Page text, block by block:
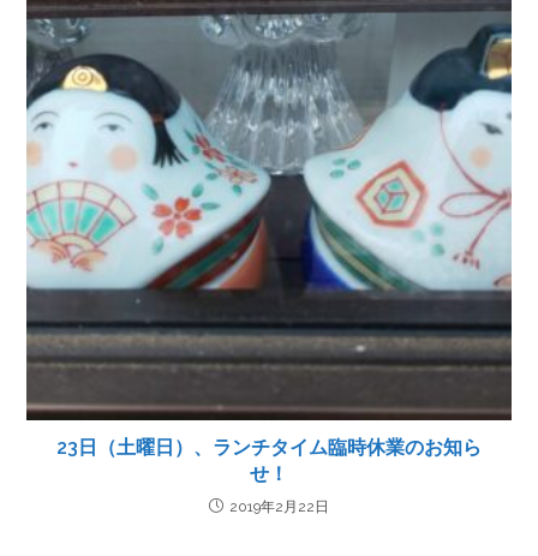
23日（土曜日）、ランチタイム臨時休業のお知ら
せ！
2019年2月22日